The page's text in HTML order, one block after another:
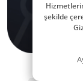
şekilde